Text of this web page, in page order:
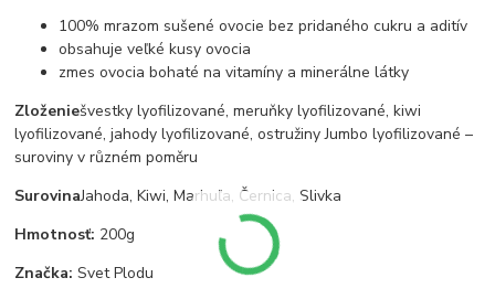
100% mrazom sušené ovocie bez pridaného cukru a aditív
obsahuje veľké kusy ovocia
zmes ovocia bohaté na vitamíny a minerálne látky
Zloženiešvestky lyofilizované, meruňky lyofilizované, kiwi
lyofilizované, jahody lyofilizované, ostružiny Jumbo lyofilizované –
suroviny v různém poměru
SurovinaJahoda, Kiwi, Marhuľa, Černica, Slivka
Hmotnosť: 200g
Značka:Svet Plodu